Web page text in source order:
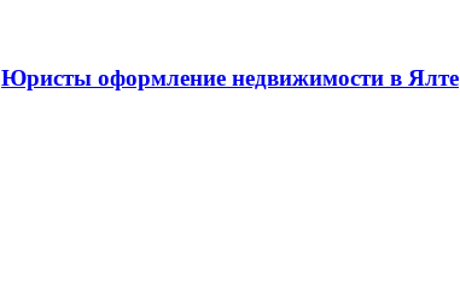
Юристы оформление недвижимости в Ялте